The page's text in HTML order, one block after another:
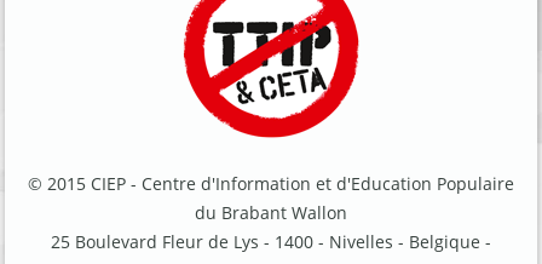
© 2015 CIEP - Centre d'Information et d'Education Populaire
du Brabant Wallon
25 Boulevard Fleur de Lys - 1400 - Nivelles - Belgique -